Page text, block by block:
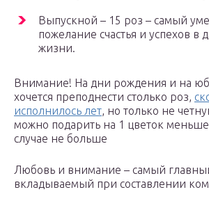
Выпускной – 15 роз – самый
пожелание счастья и успехов в
жизни.
Внимание! На дни рождения и на
хочется преподнести столько роз,
исполнилось лет, но только не
можно подарить на 1 цветок
случае не больше
Любовь и внимание – самый
вкладываемый при составлении